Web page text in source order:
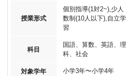
授業形式
個別指導(1対2~),少人
数制(10人以下),自立学
習
科目
国語、算数、英語、理
科、社会
対象学年 小学3年〜小学4年